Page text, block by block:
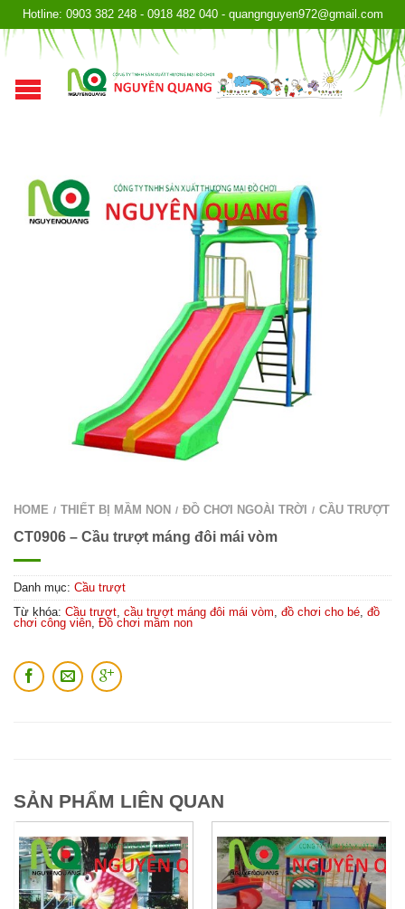
Hotline: 0903 382 248 - 0918 482 040 - quangnguyen972@gmail.com
HOME / THIẾT BỊ MẦM NON / ĐỒ CHƠI NGOÀI TRỜI / CẦU TRƯỢT
CT0906 – Cầu trượt máng đôi mái vòm
Danh mục: Cầu trượt
Từ khóa: Cầu trượt cầu trượt máng đôi mái vòm đồ chơi cho bé đồ
chơi công viên Đồ chơi mầm non
SẢN PHẨM LIÊN QUAN